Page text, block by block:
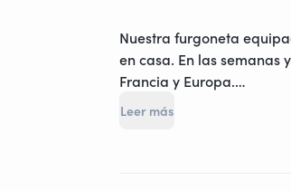
Nuestra furgoneta
en casa. En las semanas
Francia y Europa.
Leer más